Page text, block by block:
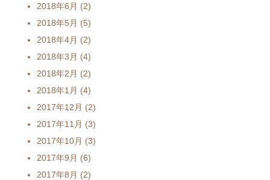
2018年6月 (2)
2018年5月 (5)
2018年4月 (2)
2018年3月 (4)
2018年2月 (2)
2018年1月 (4)
2017年12月 (2)
2017年11月 (3)
2017年10月 (3)
2017年9月 (6)
2017年8月 (2)